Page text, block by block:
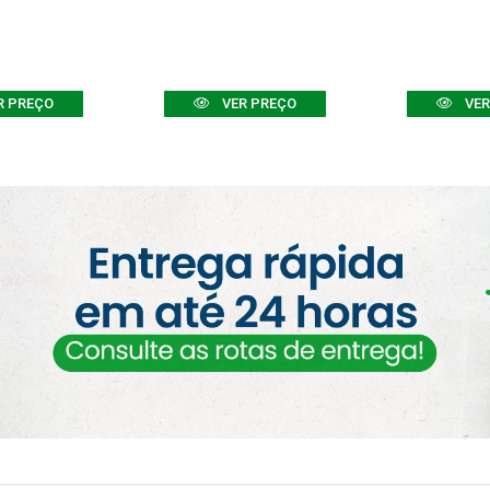
PREÇO VER PREÇO